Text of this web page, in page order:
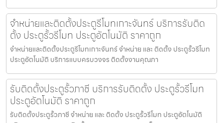
จำหน่ายและติดตั้งประตูรีโมทเกาะจันทร์ บริการรับติด
ตั้ง ประตูรั้วรีโมท ประตูอัตโนมัติ ราคาถูก
จำหน่ายและติดตั้งประตูรีโมทเกาะจันทร์ จำหน่าย และ ติดตั้ง ประตูรั้วรีโมท
ประตูอัตโนมัติ บริการแบบครบวงจร ติดตั้งงานคุณภา
รับติดตั้งประตูรั้วภาชี บริการรับติดตั้ง ประตูรั้วรีโมท
ประตูอัตโนมัติ ราคาถูก
รับติดตั้งประตูรั้วภาชี จำหน่าย และ ติดตั้ง ประตูรั้วรีโมท ประตูอัตโนมัติ